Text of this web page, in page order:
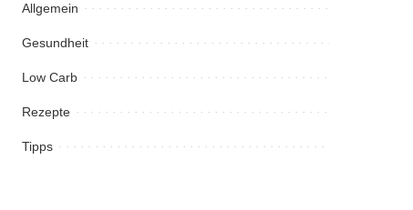
Allgemein
Gesundheit
Low Carb
Rezepte
Tipps